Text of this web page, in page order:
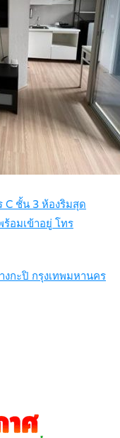
C ชั้น 3 ห้องริมสุด
อมเข้าอยู่ โทร
กะปิ กรุงเทพมหานคร